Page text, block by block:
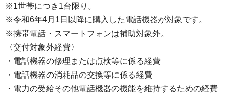
※1世帯につき1台限り。
※令和6年4月1日以降に購入した電話機器が対象です。
※携帯電話・スマートフォンは補助対象外。
〈交付対象外経費〉
・電話機器の修理または点検等に係る経費
・電話機器の消耗品の交換等に係る経費
・電力の受給その他電話機器の機能を維持するための経費